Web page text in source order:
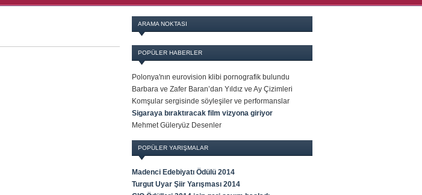
ARAMA NOKTASI
POPÜLER HABERLER
Polonya'nın eurovision klibi pornografik bulundu
Barbara ve Zafer Baran’dan Yıldız ve Ay Çizimleri
Komşular sergisinde söyleşiler ve performanslar
Sigaraya bıraktıracak film vizyona giriyor
Mehmet Güleryüz Desenler
POPÜLER YARIŞMALAR
Madenci Edebiyatı Ödülü 2014
Turgut Uyar Şiir Yarışması 2014